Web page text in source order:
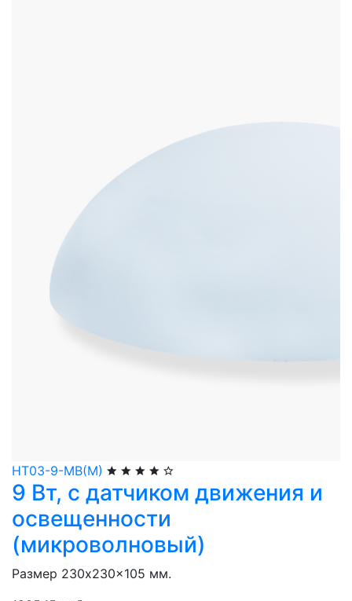
НТ03-9-МВ(М)
9 Вт, с датчиком движения и
освещенности
(микроволновый)
Размер 230x230x105 мм.